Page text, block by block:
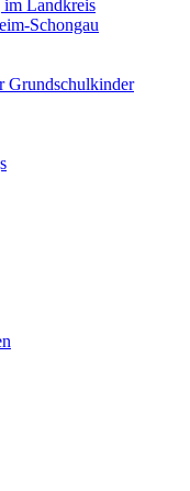
im Landkreis
Schongau
Grundschulkinder